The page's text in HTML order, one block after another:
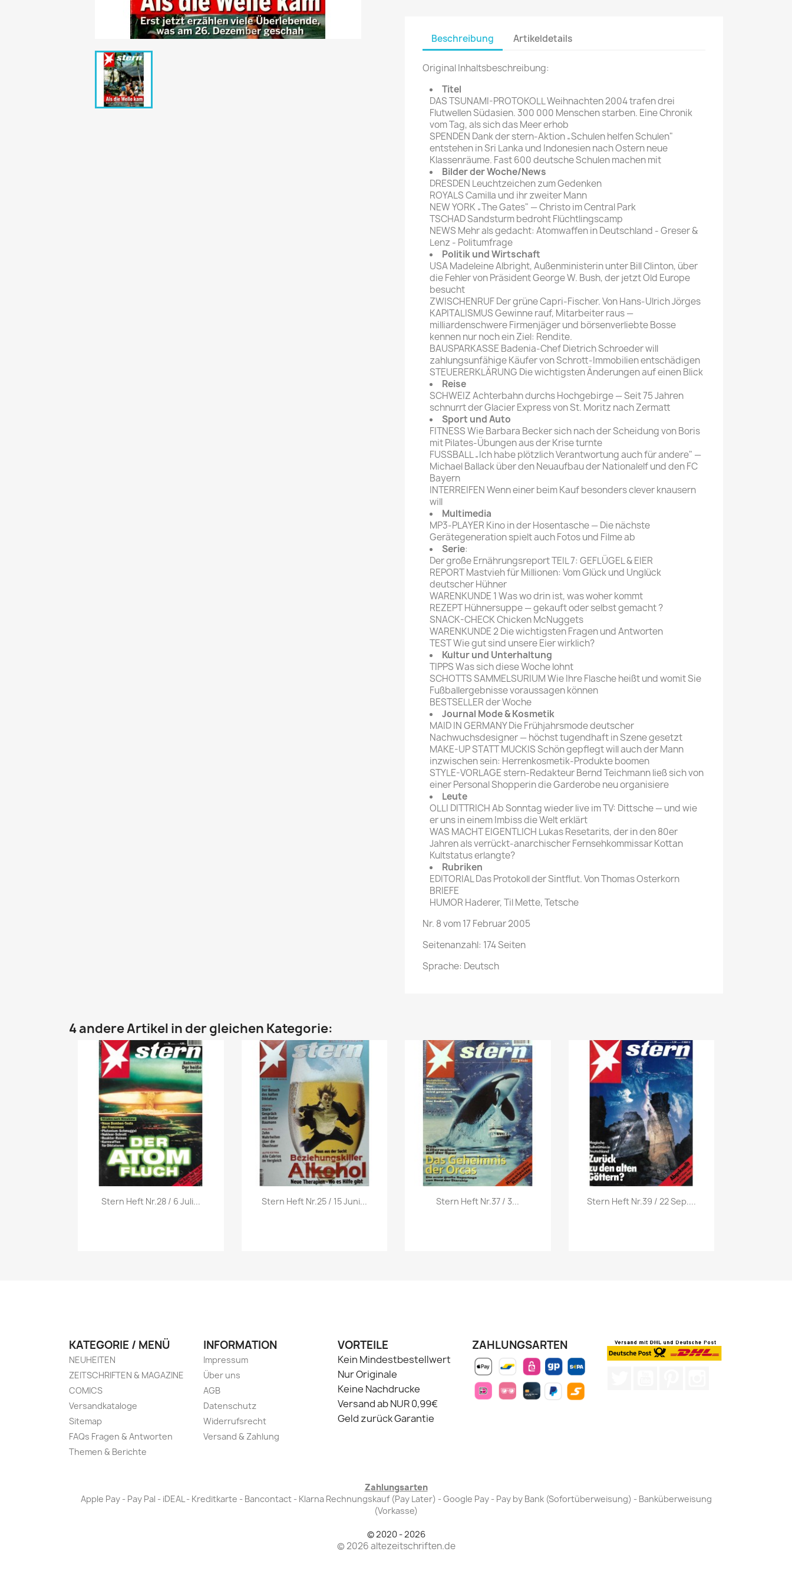
Bunte Illustrierte Zeitschrift
Cicero Zeitschrift
Das Magazin
TAGES &
WOCHENZEITUNGEN
Bildzeitung
Frankfurter Allgemeine
Magazin
Frankfurter Illustrierte
SONSTIGE
Sonstige
Magazine
Beschreibung Artikeldetails
Original Inhaltsbeschreibung:
Titel
DAS TSUNAMI-PROTOKOLL Weihnachten 2004 trafen drei
Flutwellen Südasien. 300 000 Menschen starben. Eine Chronik
vom Tag, als sich das Meer erhob
SPENDEN Dank der stern-Aktion „Schulen helfen Schulen"
entstehen in Sri Lanka und Indonesien nach Ostern neue
Klassenräume. Fast 600 deutsche Schulen machen mit
Bilder der Woche/News
DRESDEN Leuchtzeichen zum Gedenken
ROYALS Camilla und ihr zweiter Mann
NEW YORK „The Gates" — Christo im Central Park
TSCHAD Sandsturm bedroht Flüchtlingscamp
NEWS Mehr als gedacht: Atomwaffen in Deutschland - Greser &
Lenz - Politumfrage
Politik und Wirtschaft
USA Madeleine Albright, Außenministerin unter Bill Clinton, über
die Fehler von Präsident George W. Bush, der jetzt Old Europe
besucht
ZWISCHENRUF Der grüne Capri-Fischer. Von Hans-Ulrich Jörges
KAPITALISMUS Gewinne rauf, Mitarbeiter raus —
milliardenschwere Firmenjäger und börsenverliebte Bosse
kennen nur noch ein Ziel: Rendite.
BAUSPARKASSE Badenia-Chef Dietrich Schroeder will
zahlungsunfähige Käufer von Schrott-Immobilien entschädigen
STEUERERKLÄRUNG Die wichtigsten Änderungen auf einen Blick
Reise
SCHWEIZ Achterbahn durchs Hochgebirge — Seit 75 Jahren
schnurrt der Glacier Express von St. Moritz nach Zermatt
Sport und Auto
FITNESS Wie Barbara Becker sich nach der Scheidung von Boris
mit Pilates-Übungen aus der Krise turnte
FUSSBALL „Ich habe plötzlich Verantwortung auch für andere" —
Michael Ballack über den Neuaufbau der Nationalelf und den FC
Bayern
INTERREIFEN Wenn einer beim Kauf besonders clever knausern
will
Multimedia
MP3-PLAYER Kino in der Hosentasche — Die nächste
Gerätegeneration spielt auch Fotos und Filme ab
Serie:
Der große Ernährungsreport TEIL 7: GEFLÜGEL & EIER
REPORT Mastvieh für Millionen: Vom Glück und Unglück
deutscher Hühner
WARENKUNDE 1 Was wo drin ist, was woher kommt
REZEPT Hühnersuppe — gekauft oder selbst gemacht ?
SNACK-CHECK Chicken McNuggets
WARENKUNDE 2 Die wichtigsten Fragen und Antworten
TEST Wie gut sind unsere Eier wirklich?
Kultur und Unterhaltung
TIPPS Was sich diese Woche lohnt
SCHOTTS SAMMELSURIUM Wie Ihre Flasche heißt und womit Sie
Fußballergebnisse voraussagen können
BESTSELLER der Woche
Journal Mode & Kosmetik
MAID IN GERMANY Die Frühjahrsmode deutscher
Nachwuchsdesigner — höchst tugendhaft in Szene gesetzt
MAKE-UP STATT MUCKIS Schön gepflegt will auch der Mann
inzwischen sein: Herrenkosmetik-Produkte boomen
STYLE-VORLAGE stern-Redakteur Bernd Teichmann ließ sich von
einer Personal Shopperin die Garderobe neu organisiere
Leute
OLLI DITTRICH Ab Sonntag wieder live im TV: Dittsche — und wie
er uns in einem Imbiss die Welt erklärt
WAS MACHT EIGENTLICH Lukas Resetarits, der in den 80er
Jahren als verrückt-anarchischer Fernsehkommissar Kottan
Kultstatus erlangte?
Rubriken
EDITORIAL Das Protokoll der Sintflut. Von Thomas Osterkorn
BRIEFE
HUMOR Haderer, Til Mette, Tetsche
Nr. 8 vom 17 Februar 2005
Seitenanzahl: 174 Seiten
Sprache: Deutsch
4 andere Artikel in der gleichen Kategorie:
Vorschau
Stern Heft Nr.28 / 6 Juli... Vorschau
Stern Heft Nr.25 / 15 Juni... Vorschau
Stern Heft Nr.37 / 3... Vorschau
Stern Heft Nr.39 / 22 Sep....
KATEGORIE / MENÜ
NEUHEITEN
ZEITSCHRIFTEN & MAGAZINE
COMICS
Versandkataloge
Sitemap
FAQs Fragen & Antworten
Themen & Berichte
INFORMATION
Impressum
Über uns
AGB
Datenschutz
Widerrufsrecht
Versand & Zahlung
VORTEILE
Kein Mindestbestellwert
Nur Originale
Keine Nachdrucke
Versand ab NUR 0,99€
Geld zurück Garantie
ZAHLUNGSARTEN
Zahlungsarten
Apple Pay - Pay Pal - iDEAL - Kreditkarte - Bancontact - Klarna Rechnungskauf (Pay Later) - Google Pay - Pay by Bank (Sofortüberweisung) - Banküberweisung
(Vorkasse)
© 2020 - 2026
© 2026 altezeitschriften.de